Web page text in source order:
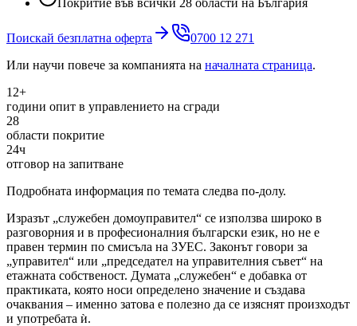
Поискай безплатна оферта
0700 12 271
Или научи повече за компанията на началната страница.
12+
години опит в управлението на сгради
28
области покритие
24ч
отговор на запитване
Подробната информация по темата следва по-долу.
Изразът „служебен домоуправител“ се използва широко в
разговорния и в професионалния български език, но не е
правен термин по смисъла на ЗУЕС. Законът говори за
„управител“ или „председател на управителния съвет“ на
етажната собственост. Думата „служебен“ е добавка от
практиката, която носи определено значение и създава
очаквания – именно затова е полезно да се изяснят произходът
и употребата ѝ.